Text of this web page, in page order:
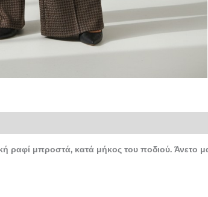
ραφί μπροστά, κατά μήκος του ποδιού. Άνετο